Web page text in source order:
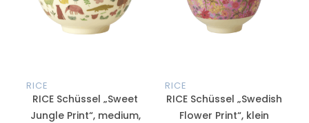
RICE
RICE Schüssel „Sweet
Jungle Print“, medium,
RICE
RICE Schüssel „Swedish
Flower Print“, klein